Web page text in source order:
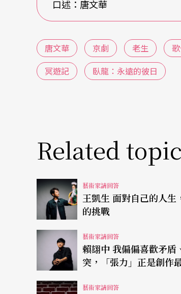
公，但在安祈老師的規劃下演了不
在有限的時間裡頭，汲取關公生命
思，這在一般傳統戲是沒有的。可
Q：非常喜歡唐老師跨界到歌仔戲
嗎？
：其實各種不同形式的表演我都
品都能有很好的品質，有很好的效
我會參加唐團的演出也是緣分，
打拼奮鬥，前幾年我們一起參加灣
想到為我量身訂做了《冥遊記》的
口述：唐文華
唐文華 京劇 老生
冥遊記
臥龍：永遠的彼日
Related
藝術家請回答
王凱生 面對自己的人生，就是最大
的挑戰
藝術家請回答
賴翃中 我偏偏喜歡矛盾、喜歡衝
突，「張力」正是創作
藝術家請回答